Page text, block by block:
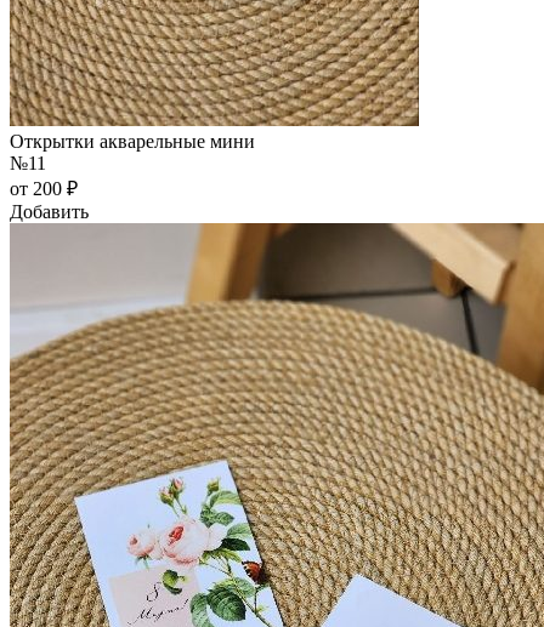
Открытки акварельные мини
№11
от 200 ₽
Добавить